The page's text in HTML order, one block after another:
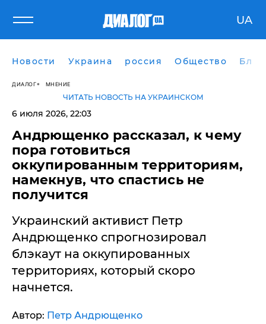
UA
Новости Украина россия Общество
ДИАЛОГ МНЕНИЕ
ЧИТАТЬ НОВОСТЬ НА УКРАИНСКОМ
6 июля 2026, 22:03
Андрющенко рассказал, к чему
пора готовиться
оккупированным территориям,
намекнув, что спастись не
получится
Украинский активист Петр
Андрющенко спрогнозировал
блэкаут на оккупированных
территориях, который скоро
начнется.
Автор: Петр Андрющенко